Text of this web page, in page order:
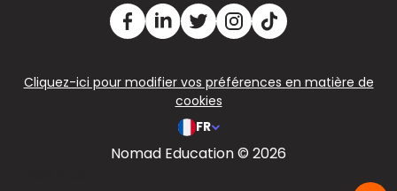
Cliquez-ici pour modifier vos préférences en matière de
cookies
FR
Nomad Education © 2026